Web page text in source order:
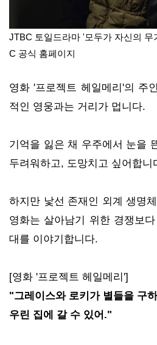
JTBC 토일드라마 '모두가 자신의
C 공식 홈페이지
영화 '프로젝트 헤일메리'의 주
적인 영웅과는 거리가 멉니다.
기억을 잃은 채 우주에서 눈을
두려워하고, 도망치고 싶어합니
하지만 낯선 존재인 외계 생명
영화는 살아남기 위한 경쟁보
대를 이야기합니다.
[영화 '프로젝트 헤일메리']
"그레이스와 로키가 별들을 구
우린 집에 갈 수 있어."